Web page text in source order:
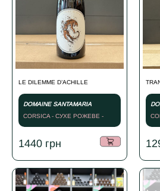
LE DILEMME D’ACHILLE
DOMAINE SANTAMARIA
CORSICA - СУХЕ РОЖЕВЕ -
2022
1440 грн